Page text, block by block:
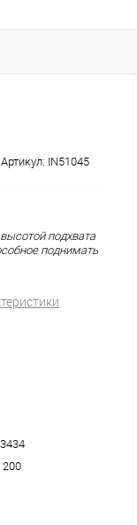
Артикул: IN51045
подхвата
поднимать
200